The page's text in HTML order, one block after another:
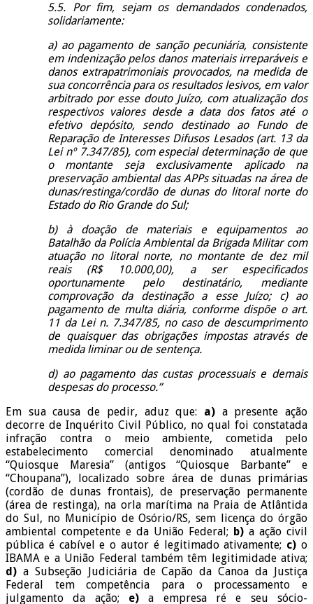
5.5. Por fim, sejam os demandados condenados,
solidariamente:
a) ao pagamento de sanção pecuniária, consistente
em indenização pelos danos materiais irreparáveis e
danos extrapatrimoniais provocados, na medida de
sua concorrência para os resultados lesivos, em valor
arbitrado por esse douto Juízo, com atualização dos
respectivos valores desde a data dos fatos até o
efetivo depósito, sendo destinado ao Fundo de
Reparação de Interesses Difusos Lesados (art. 13 da
Lei nº 7.347/85), com especial determinação de que
o montante seja exclusivamente aplicado na
preservação ambiental das APPs situadas na área de
dunas/restinga/cordão de dunas do litoral norte do
Estado do Rio Grande do Sul;
b) à doação de materiais e equipamentos ao
Batalhão da Polícia Ambiental da Brigada Militar com
atuação no litoral norte, no montante de dez mil
reais (R$ 10.000,00), a ser especificados
oportunamente pelo destinatário, mediante
comprovação da destinação a esse Juízo; c) ao
pagamento de multa diária, conforme dispõe o art.
11 da Lei n. 7.347/85, no caso de descumprimento
de quaisquer das obrigações impostas através de
medida liminar ou de sentença.
d) ao pagamento das custas processuais e demais
despesas do processo.”
Em sua causa de pedir, aduz que: a)a presente ação
decorre de Inquérito Civil Público, no qual foi constatada
infração contra o meio ambiente, cometida pelo
estabelecimento comercial denominado atualmente
“Quiosque Maresia” (antigos “Quiosque Barbante” e
“Choupana”), localizado sobre área de dunas primárias
(cordão de dunas frontais), de preservação permanente
(área de restinga), na orla marítima na Praia de Atlântida
do Sul, no Município de Osório/RS, sem licença do órgão
ambiental competente e da União Federal; b) a ação civil
pública é cabível e o autor é legitimado ativamente; c) o
IBAMA e a União Federal também têm legitimidade ativa;
d) a Subseção Judiciária de Capão da Canoa da Justiça
Federal tem competência para o processamento e
julgamento da ação; e)a empresa ré e seu sócio-